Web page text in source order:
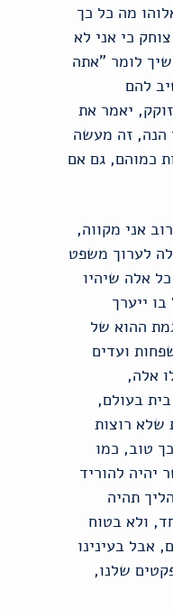
מה כל כך
כי אני לא
לומר "אתה
להם
יאמר את
הנה, זה מעשה
כמוהם, גם אם
אני מקווה,
לערוך משפט
אלה שיהיו
בו ייערך
ההוא של
ועדים
אלה,
בעולם,
שלא רוצות
טוב, כמו
יהיה להוריד
תהיה
ולא בטוח
אבל בעינינו
שלנו,